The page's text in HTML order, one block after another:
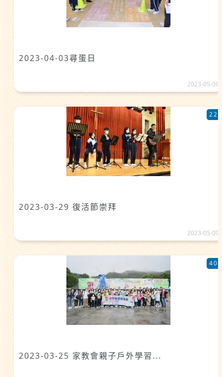
2023-04-03尋蛋日
2023-05-09
2023-03-29 復活節崇拜
22
2023-05-09
2023-03-25 家教會親子戶外學習...
40